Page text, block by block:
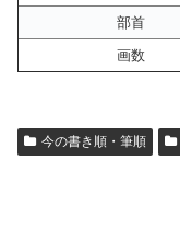
部首
画数
今の書き順・筆順